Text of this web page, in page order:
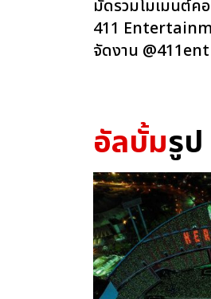
มัดรวมโมเมนต์ค
411
จัดงาน
อัลบั้มรูป